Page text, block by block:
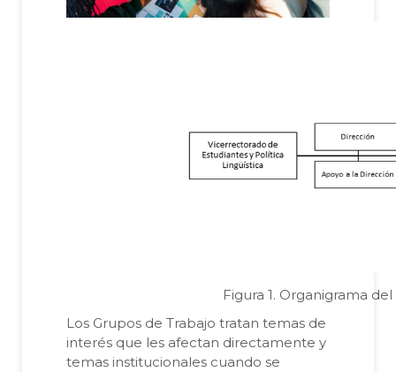
Figura 1. Organigrama
Los Grupos de Trabajo tratan temas de
interés que les afectan directamente y
temas institucionales cuando se